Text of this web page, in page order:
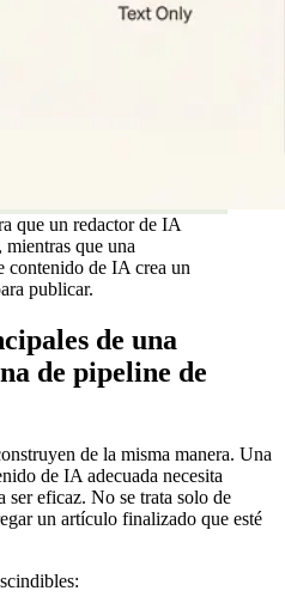
que un redactor de IA
que una
contenido de IA crea un
publicar.
de una
de pipeline de
de la misma manera. Una
de IA adecuada necesita
ser eficaz. No se trata solo de
un artículo finalizado que esté